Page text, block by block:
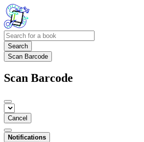
Search
Scan Barcode
Scan Barcode
Cancel
Notifications